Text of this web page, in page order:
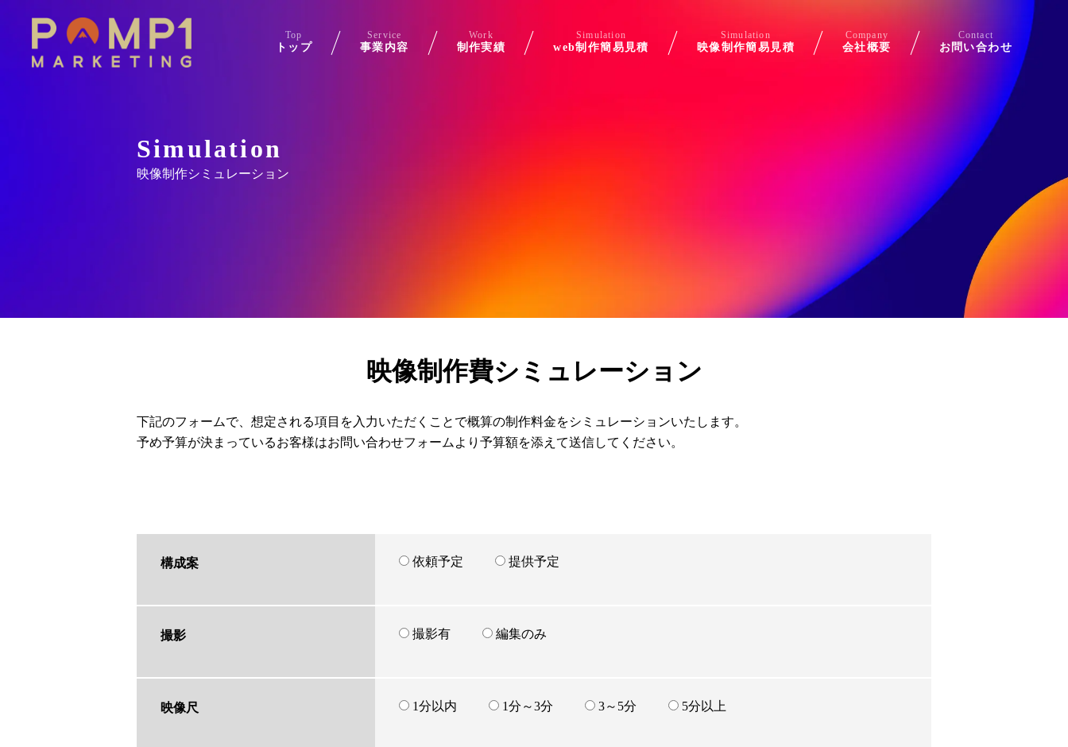
Top
トップ
Service
事業内容
Work
制作実績
Simulation
web制作簡易見積
Simulation
映像制作簡易見積
Company
会社概要
Contact
お問い合わせ
Simulation
映像制作シミュレーション
映像制作費シミュレーション
下記のフォームで、想定される項目を入力いただくことで概算の制作料金をシミュレーションいたします。
予め予算が決まっているお客様はお問い合わせフォームより予算額を添えて送信してください。
構成案 依頼予定 提供予定
撮影 撮影有 編集のみ
映像尺 1分以内 1分～3分 3～5分 5分以上